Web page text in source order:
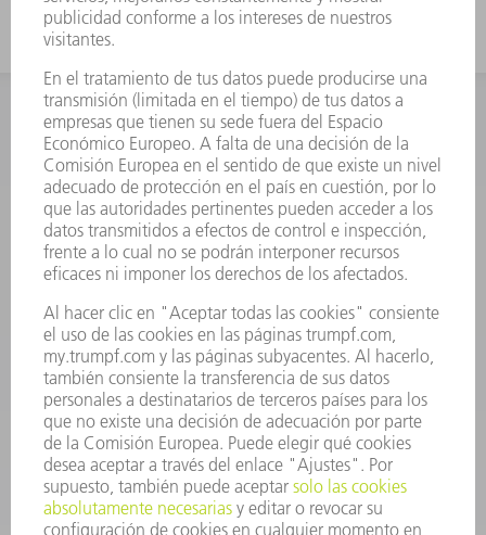
INFORMACIÓN
Preguntas más frecuentes
Condiciones generales de venta
CONTACTO
Departamento de Repuestos
+34 91 657 36 70
Viernes de 8h – 17h
repuestos@es.trumpf.com
CONTACTO
Departamento de Utillaje
+34 91 657 36 69
Lunes a Jueves de 8h – 18h
Viernes de 8h – 17h
utillaje@trumpf.com